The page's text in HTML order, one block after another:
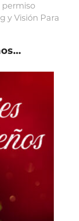
permiso
y Visión Para